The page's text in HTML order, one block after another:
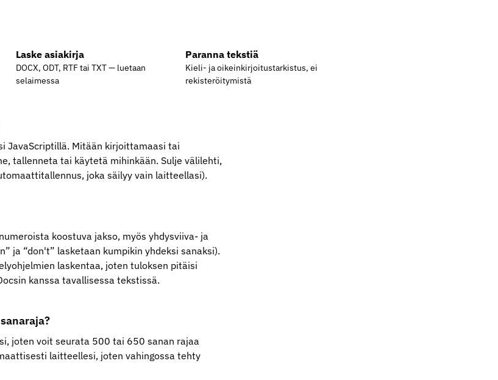
Laske asiakirja
DOCX, ODT, RTF tai TXT — luetaan
selaimessa
Paranna tekstiä
Kieli- ja oikeinkirjoitustarkistus, ei
rekisteröitymistä
JavaScriptillä. Mitään kirjoittamaasi tai
tallenneta tai käytetä mihinkään. Sulje välilehti,
joka säilyy vain laitteellasi).
koostuva jakso, myös yhdysviiva- ja
ja “don't” lasketaan kumpikin yhdeksi sanaksi).
laskentaa, joten tuloksen pitäisi
kanssa tavallisessa tekstissä.
joten voit seurata 500 tai 650 sanan rajaa
laitteellesi, joten vahingossa tehty